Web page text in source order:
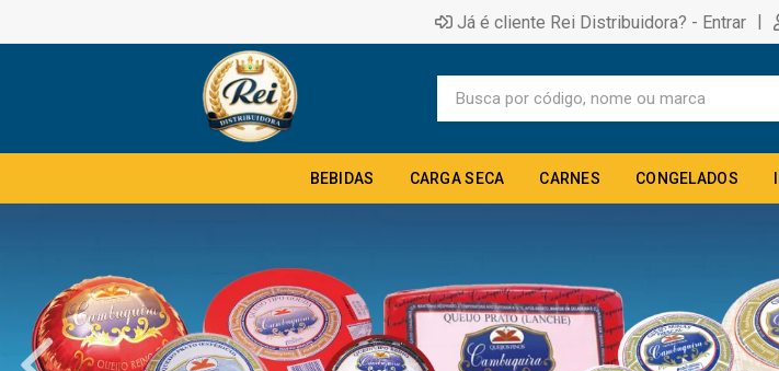
Já é cliente Rei Distribuidora? - Entrar |
BEBIDAS CARGA SECA CARNES CONGELADOS